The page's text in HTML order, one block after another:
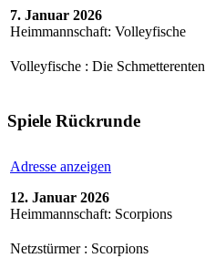
7. Januar 2026
Heimmannschaft: Volleyfische
Volleyfische : Die Schmetterenten
Spiele Rückrunde
Adresse anzeigen
12. Januar 2026
Heimmannschaft: Scorpions
Netzstürmer : Scorpions